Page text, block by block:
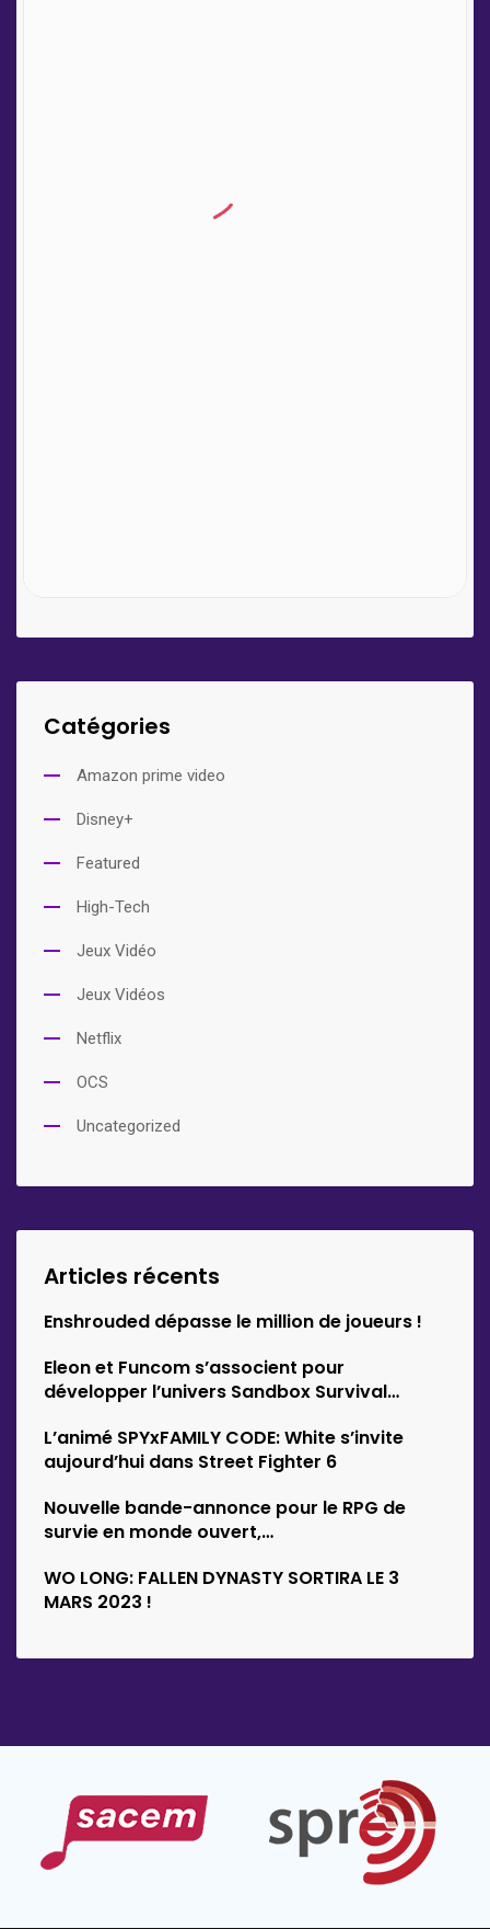
Catégories
Amazon prime video
Disney+
Featured
High-Tech
Jeux Vidéo
Jeux Vidéos
Netflix
OCS
Uncategorized
Articles récents
Enshrouded dépasse le million de joueurs !
Eleon et Funcom s’associent pour
développer l’univers Sandbox Survival
L’animé SPYxFAMILY CODE: White s’invite
aujourd’hui dans Street Fighter 6
Nouvelle bande-annonce pour le RPG de
survie en monde ouvert,…
WO LONG: FALLEN DYNASTY SORTIRA LE 3
MARS 2023 !